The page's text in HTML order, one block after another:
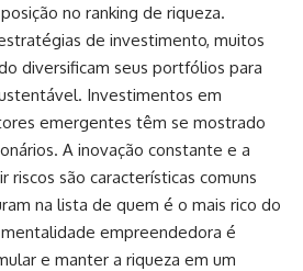
no ranking de riqueza.
de investimento, muitos
diversificam seus portfólios para
Investimentos em
emergentes têm se mostrado
A inovação constante e a
riscos são características comuns
na lista de quem é o mais rico do
empreendedora é
e manter a riqueza em um